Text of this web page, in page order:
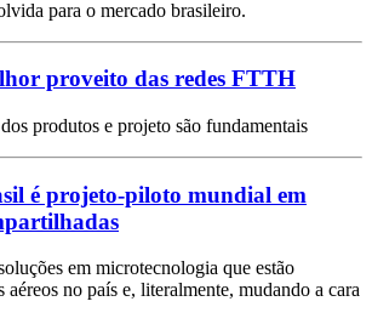
para o mercado brasileiro.
proveito das redes FTTH
produtos e projeto são fundamentais
é projeto-piloto mundial em
em microtecnologia que estão
aéreos no país e, literalmente, mudando a cara